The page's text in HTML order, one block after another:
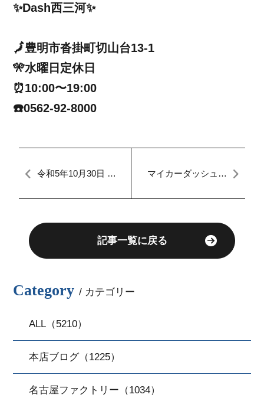
✨Dash西三河✨
🗾豊明市沓掛町切山台13-1
🎌水曜日定休日
⏰10:00〜19:00
☎️0562-92-8000
令和5年10月30日 本
ンプ 漏電
マイカーダッシュ名
記事一覧に戻る
Category / カテゴリー
ALL（5210）
本店ブログ（1225）
名古屋ファクトリー（1034）